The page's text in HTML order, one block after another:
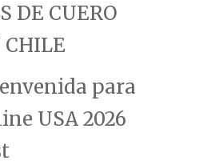
DE CUERO
CHILE
para
USA 2026